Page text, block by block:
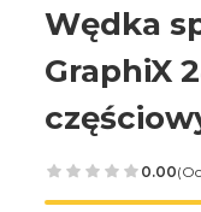
Wędka
GraphiX
0.00